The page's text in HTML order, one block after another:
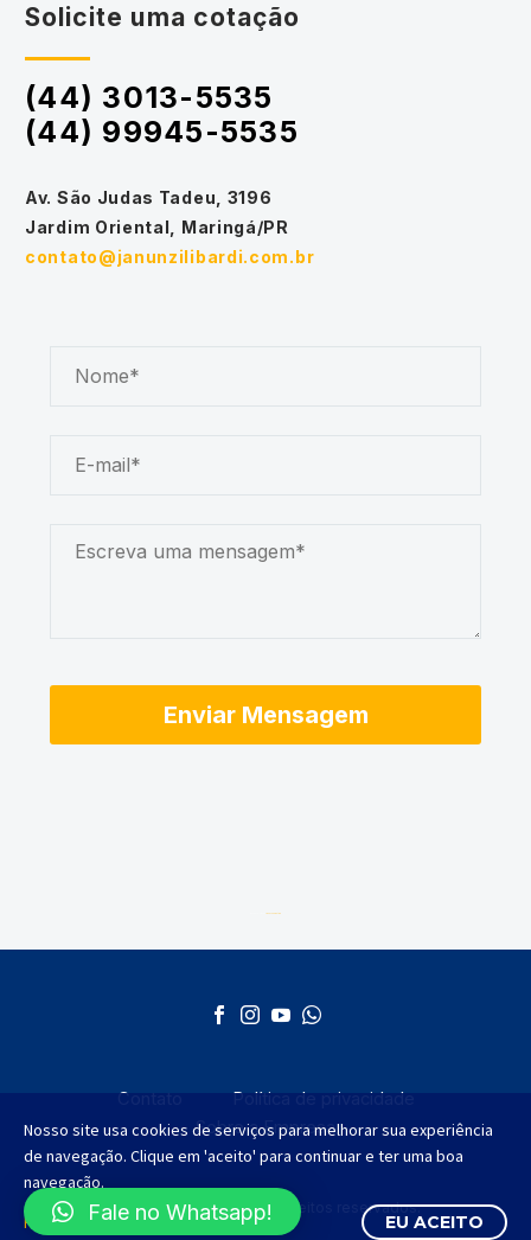
Solicite uma cotação
(44) 3013-5535
(44) 99945-5535
Av. São Judas Tadeu, 3196
Jardim Oriental, Maringá/PR
contato@janunzilibardi.com.br
Contato
Política de privacidade
Sobre a Empresa
©2012 - 2025 Todos os direitos reservados.
Nosso site usa cookies de serviços para melhorar sua experiência
de navegação. Clique em 'aceito' para continuar e ter uma boa
navegação.
Política de Privacidade
EU ACEITO
Fale no Whatsapp!